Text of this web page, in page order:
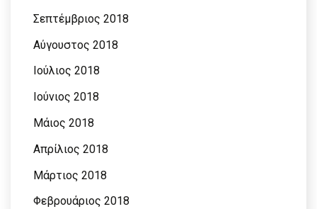
Σεπτέμβριος 2018
Αύγουστος 2018
Ιούλιος 2018
Ιούνιος 2018
Μάιος 2018
Απρίλιος 2018
Μάρτιος 2018
Φεβρουάριος 2018